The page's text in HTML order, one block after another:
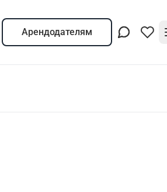
Арендодателям